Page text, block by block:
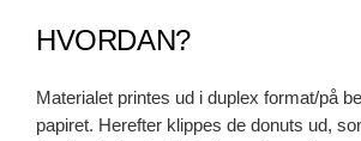
HVORDAN?
Materialet printes ud i duplex format/på
papiret. Herefter klippes de donuts ud,